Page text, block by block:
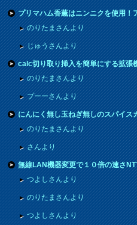
プリマハム香薫はニンニクを使用！
のりたまさんより
じゅうさんより
calc切り取り挿入を簡単にする拡
のりたまさんより
プーーさんより
にんにく無し玉ねぎ無しのスパイス
のりたまさんより
さんより
無線LAN機器変更で１０倍の速さ
つよしさんより
のりたまさんより
つよしさんより